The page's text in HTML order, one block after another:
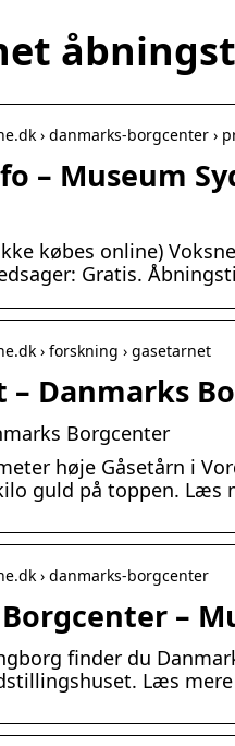
› danmarks-borgcenter ›
– Museum
købes online)
Gratis.
› forskning › gasetarnet
– Danmarks
Borgcenter
høje Gåsetårn i
guld på toppen. Læs
› danmarks-borgcenter
–
finder du
Læs